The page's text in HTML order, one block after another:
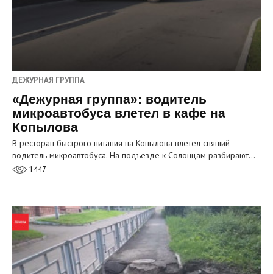
ДЕЖУРНАЯ ГРУППА
«Дежурная группа»: водитель
микроавтобуса влетел в кафе на
Копылова
В ресторан быстрого питания на Копылова влетел спящий
водитель микроавтобуса. На подъезде к Солонцам разбирают…
1447